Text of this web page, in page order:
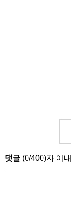
댓글 (0/400)자 이